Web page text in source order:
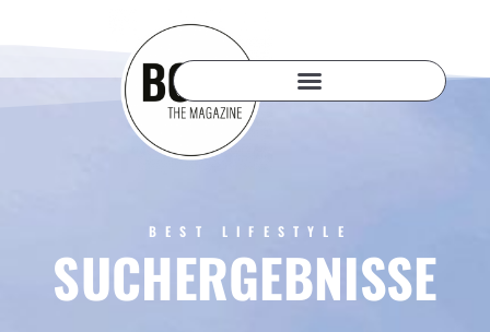
BEST LIFESTYLE
SUCHERGEBNISSE